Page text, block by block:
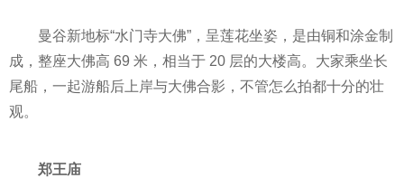
曼谷新地标“水门寺大佛”，呈莲花坐姿，是由铜和涂金制
成，整座大佛高 69 米，相当于 20 层的大楼高。大家乘坐长
尾船，一起游船后上岸与大佛合影，不管怎么拍都十分的壮
观。
郑王庙